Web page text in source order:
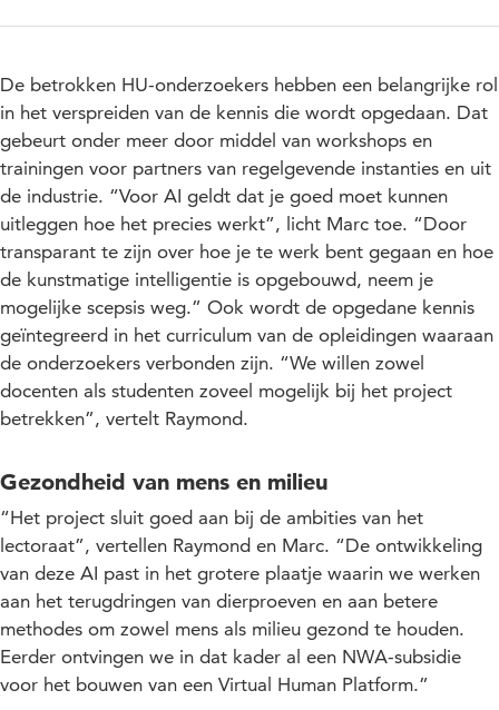
De betrokken HU-onderzoekers hebben een belangrijke rol
in het verspreiden van de kennis die wordt opgedaan. Dat
gebeurt onder meer door middel van workshops en
trainingen voor partners van regelgevende instanties en uit
de industrie. “Voor AI geldt dat je goed moet kunnen
uitleggen hoe het precies werkt”, licht Marc toe. “Door
transparant te zijn over hoe je te werk bent gegaan en hoe
de kunstmatige intelligentie is opgebouwd, neem je
mogelijke scepsis weg.” Ook wordt de opgedane kennis
geïntegreerd in het curriculum van de opleidingen waaraan
de onderzoekers verbonden zijn. “We willen zowel
docenten als studenten zoveel mogelijk bij het project
betrekken”, vertelt Raymond.
Gezondheid van mens en milieu
“Het project sluit goed aan bij de ambities van het
lectoraat”, vertellen Raymond en Marc. “De ontwikkeling
van deze AI past in het grotere plaatje waarin we werken
aan het terugdringen van dierproeven en aan betere
methodes om zowel mens als milieu gezond te houden.
Eerder ontvingen we in dat kader al een NWA-subsidie
voor het bouwen van een Virtual Human Platform.”